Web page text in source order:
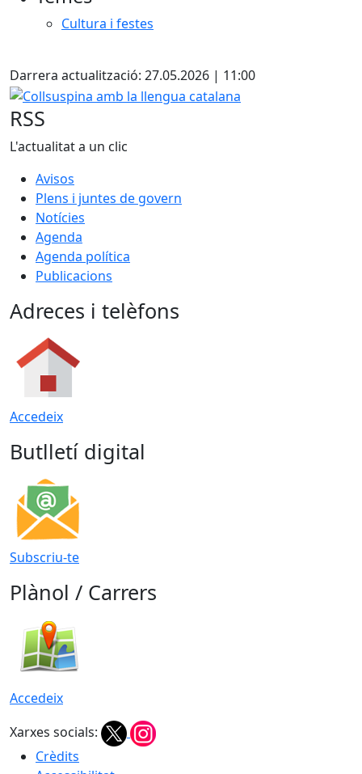
Cultura i festes
Darrera actualització: 27.05.2026 | 11:00
Collsuspina amb la llengua catalana
RSS
L'actualitat a un clic
Avisos
Plens i juntes de govern
Notícies
Agenda
Agenda política
Publicacions
Adreces i telèfons
Accedeix
Butlletí digital
Subscriu-te
Plànol / Carrers
Accedeix
Xarxes socials:
Crèdits